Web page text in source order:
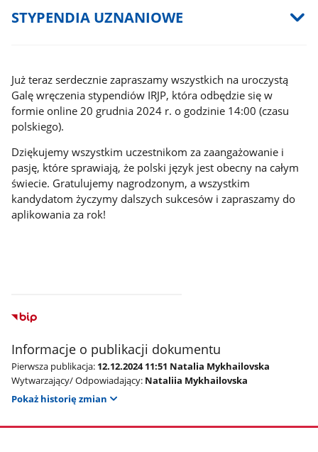
STYPENDIA UZNANIOWE
Już teraz serdecznie zapraszamy wszystkich na uroczystą
Galę wręczenia stypendiów IRJP, która odbędzie się w
formie online 20 grudnia 2024 r. o godzinie 14:00 (czasu
polskiego).
Dziękujemy wszystkim uczestnikom za zaangażowanie i
pasję, które sprawiają, że polski język jest obecny na całym
świecie. Gratulujemy nagrodzonym, a wszystkim
kandydatom życzymy dalszych sukcesów i zapraszamy do
aplikowania za rok!
Informacje o publikacji dokumentu
Pierwsza publikacja: 12.12.2024 11:51 Natalia Mykhailovska
Wytwarzający/ Odpowiadający: Nataliia Mykhailovska
Pokaż historię zmian